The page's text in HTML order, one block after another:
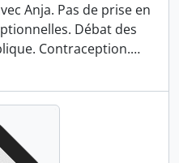
Anja. Pas de prise en
Débat des
Contraception.…